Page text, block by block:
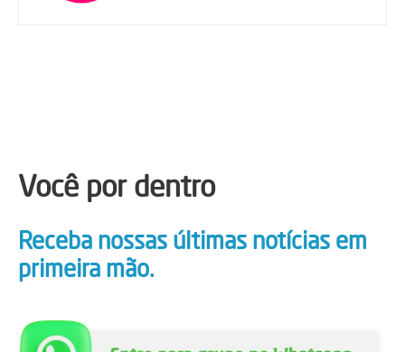
Você por dentro
Receba nossas últimas notícias em
primeira mão.